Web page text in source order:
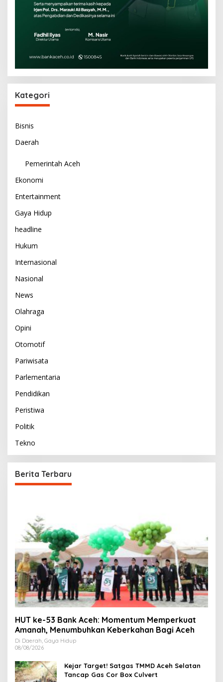
Kategori
Bisnis
Daerah
Pemerintah Aceh
Ekonomi
Entertainment
Gaya Hidup
headline
Hukum
Internasional
Nasional
News
Olahraga
Opini
Otomotif
Pariwisata
Parlementaria
Pendidikan
Peristiwa
Politik
Tekno
Berita Terbaru
HUT ke-53 Bank Aceh: Momentum Memperkuat
Amanah, Menumbuhkan Keberkahan Bagi Aceh
Di Daerah, Gaya Hidup
08/08/2026
Kejar Target! Satgas TMMD Aceh Selatan
Tancap Gas Cor Box Culvert